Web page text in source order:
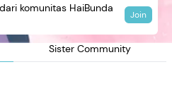
Sister Community
komunitas HaiBunda
Join